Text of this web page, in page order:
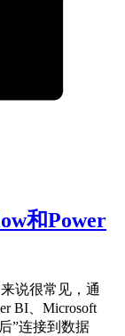
和Power
说很常见，通
BI、Microsoft
”连接到数据